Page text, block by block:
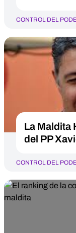
CONTROL DEL
La Maldita
del PP
CONTROL DEL